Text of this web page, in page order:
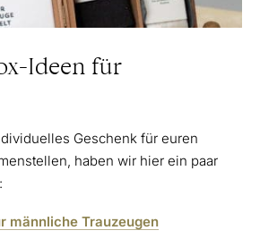
Ideen für
Geschenk für euren
haben wir hier ein paar
männliche Trauzeugen